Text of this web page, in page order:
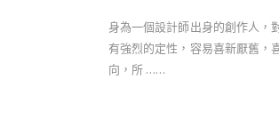
身為一個設計師出身的創作人，
有強烈的定性，容易喜新厭舊，
向，所 ……